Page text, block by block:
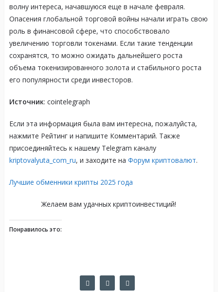
волну интереса, начавшуюся еще в начале февраля.
Опасения глобальной торговой войны начали играть свою
роль в финансовой сфере, что способствовало
увеличению торговли токенами. Если такие тенденции
сохранятся, то можно ожидать дальнейшего роста
объема токенизированного золота и стабильного роста
его популярности среди инвесторов.
Источник: cointelegraph
Если эта информация была вам интересна, пожалуйста,
нажмите Рейтинг и напишите Комментарий. Также
присоединяйтесь к нашему Telegram каналу
kriptovalyuta_com_ru, и заходите на Форум криптовалют.
Лучшие обменники крипты 2025 года
Желаем вам удачных криптоинвестиций!
Понравилось это: